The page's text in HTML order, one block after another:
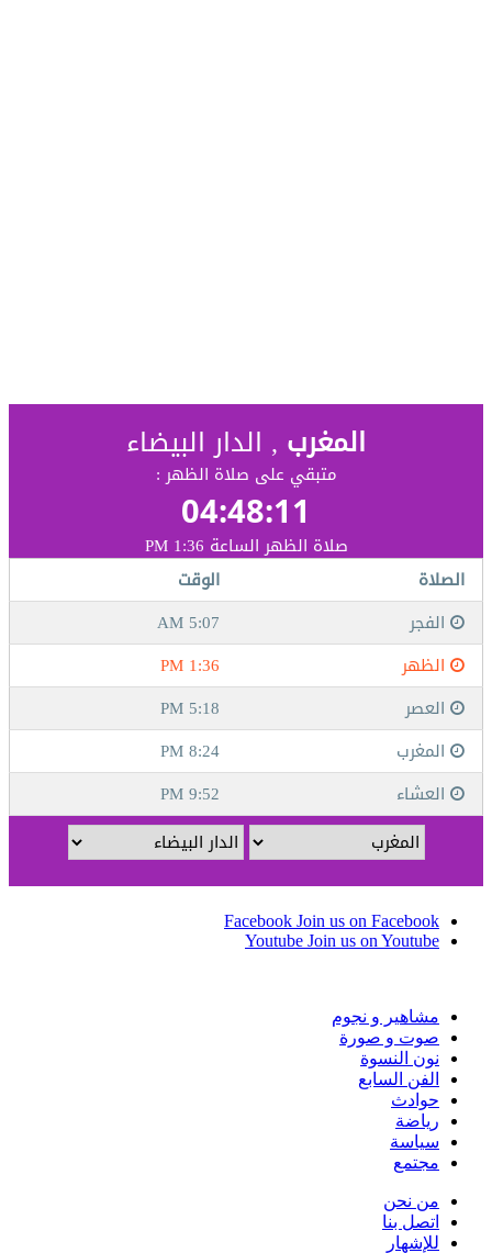
Facebook Join us on Facebook
Youtube Join us on Youtube
مشاهير و نجوم
صوت و صورة
نون النسوة
الفن السابع
حوادث
رياضة
سياسة
مجتمع
من نحن
اتصل بنا
للإشهار